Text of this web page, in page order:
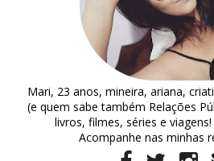
Mari, 23 anos, mineira, ariana,
(e quem sabe também Relações
livros, filmes, séries e
Acompanhe nas minhas